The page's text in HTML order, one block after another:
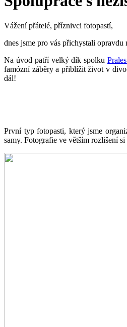
Vážení přátelé, příznivci fotopastí,
dnes jsme pro vás přichystali opravdu
Na úvod patří velký dík spolku
famózní záběry a přiblížit život v
dál!
První typ fotopasti, který jsme
samy. Fotografie ve větším rozlišení